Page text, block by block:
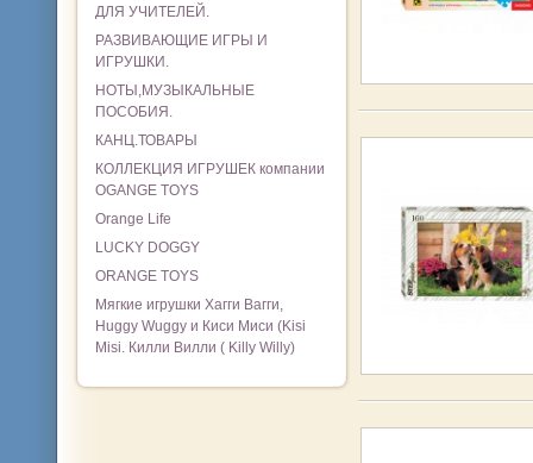
ДЛЯ УЧИТЕЛЕЙ.
РАЗВИВАЮЩИЕ ИГРЫ И
ИГРУШКИ.
НОТЫ,МУЗЫКАЛЬНЫЕ
ПОСОБИЯ.
КАНЦ.ТОВАРЫ
КОЛЛЕКЦИЯ ИГРУШЕК компании
OGANGE TOYS
Orange Life
LUCKY DOGGY
ORANGE TOYS
Мягкие игрушки Хагги Вагги,
Huggy Wuggy и Киси Миси (Kisi
Misi. Килли Вилли ( Killy Willy)